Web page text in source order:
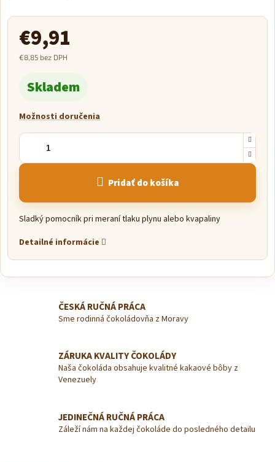
€9,91
€8,85 bez DPH
cena:
Skladem
Možnosti doručenia
Pridať do košíka
Sladký pomocník pri meraní tlaku plynu alebo kvapaliny
Detailné informácie
ČESKÁ RUČNÁ PRÁCA
Sme rodinná čokoládovňa z Moravy
ZÁRUKA KVALITY ČOKOLÁDY
Naša čokoláda obsahuje kvalitné kakaové bôby z
Venezuely
JEDINEČNÁ RUČNÁ PRÁCA
Záleží nám na každej čokoláde do posledného detailu